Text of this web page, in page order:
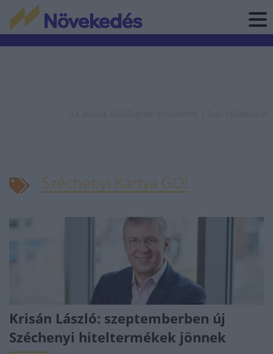
Széchenyi Kártya GO!
Krisán László: szeptemberben új
Széchenyi hiteltermékek jönnek